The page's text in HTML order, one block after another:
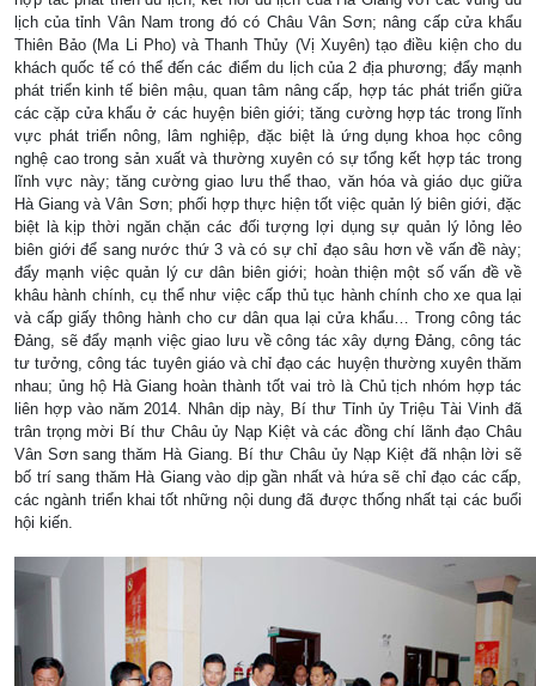
lịch của tỉnh Vân Nam trong đó có Châu Vân Sơn; nâng cấp cửa khẩu
Thiên Bảo (Ma Li Pho) và Thanh Thủy (Vị Xuyên) tạo điều kiện cho du
khách quốc tế có thể đến các điểm du lịch của 2 địa phương; đẩy mạnh
phát triển kinh tế biên mậu, quan tâm nâng cấp, hợp tác phát triển giữa
các cặp cửa khẩu ở các huyện biên giới; tăng cường hợp tác trong lĩnh
vực phát triển nông, lâm nghiệp, đặc biệt là ứng dụng khoa học công
nghệ cao trong sản xuất và thường xuyên có sự tổng kết hợp tác trong
lĩnh vực này; tăng cường giao lưu thể thao, văn hóa và giáo dục giữa
Hà Giang và Vân Sơn; phối hợp thực hiện tốt việc quản lý biên giới, đặc
biệt là kịp thời ngăn chặn các đối tượng lợi dụng sự quản lý lỏng lẻo
biên giới để sang nước thứ 3 và có sự chỉ đạo sâu hơn về vấn đề này;
đẩy mạnh việc quản lý cư dân biên giới; hoàn thiện một số vấn đề về
khâu hành chính, cụ thể như việc cấp thủ tục hành chính cho xe qua lại
và cấp giấy thông hành cho cư dân qua lại cửa khẩu… Trong công tác
Đảng, sẽ đẩy mạnh việc giao lưu về công tác xây dựng Đảng, công tác
tư tưởng, công tác tuyên giáo và chỉ đạo các huyện thường xuyên thăm
nhau; ủng hộ Hà Giang hoàn thành tốt vai trò là Chủ tịch nhóm hợp tác
liên hợp vào năm 2014. Nhân dịp này, Bí thư Tỉnh ủy Triệu Tài Vinh đã
trân trọng mời Bí thư Châu ủy Nạp Kiệt và các đồng chí lãnh đạo Châu
Vân Sơn sang thăm Hà Giang. Bí thư Châu ủy Nạp Kiệt đã nhận lời sẽ
bố trí sang thăm Hà Giang vào dịp gần nhất và hứa sẽ chỉ đạo các cấp,
các ngành triển khai tốt những nội dung đã được thống nhất tại các buổi
hội kiến.